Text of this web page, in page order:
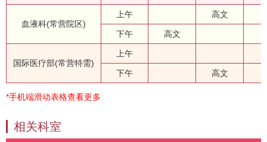
血液科(常营院区)
上午 高文
下午 高文
国际医疗部(常营特需)
上午
下午 高文
*手机端滑动表格查看更多
相关科室